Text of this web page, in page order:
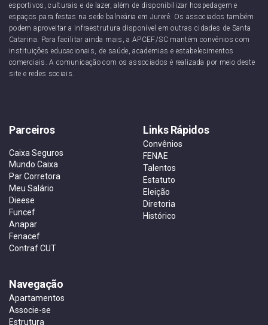
esportivos, culturais e de lazer, além de disponibilizar hospedagem e
espaços para festas na sede balneária em Jurerê. Os associados também
podem aproveitar a infraestrutura disponível em outras cidades de Santa
Catarina. Para facilitar ainda mais, a APCEF/SC mantém convênios com
instituições educacionais, de saúde, academias e estabelecimentos
comerciais. A comunicação com os associados é realizada por meio deste
site e redes sociais.
Parceiros
Caixa Seguros
Mundo Caixa
Par Corretora
Meu Salário
Dieese
Funcef
Anapar
Fenacef
Contraf CUT
Links Rápidos
Convênios
FENAE
Talentos
Estatuto
Eleição
Diretoria
Histórico
Navegação
Apartamentos
Associe-se
Estrutura